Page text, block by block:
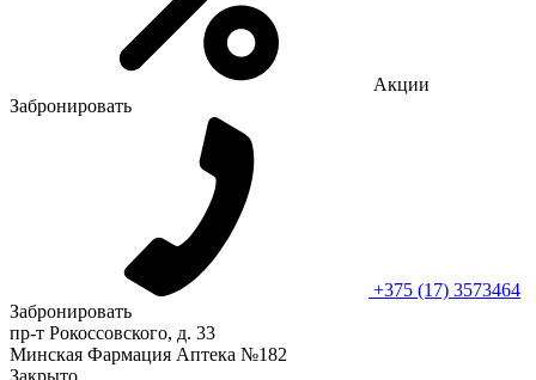
Акции
Забронировать
+375 (17) 3573464
Забронировать
пр-т Рокоссовского, д. 33
Минская Фармация Аптека №182
Закрыто